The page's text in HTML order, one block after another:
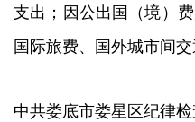
支出；因公出国（境）
国际旅费、国外城市间交
中共娄底市娄星区纪律